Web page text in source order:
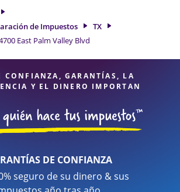
de preparación de impuestos en Round
de Jackson Hewitt en 4700 East Palm
opción excelente. Con nuestros expertos
atención al detalle y diversidad
de Impuestos
TX
East Palm Valley Blvd
CONFIANZA, GARANTÍAS, LA
Y EL DINERO IMPORTAN
DE CONFIANZA
seguro de su dinero & sus